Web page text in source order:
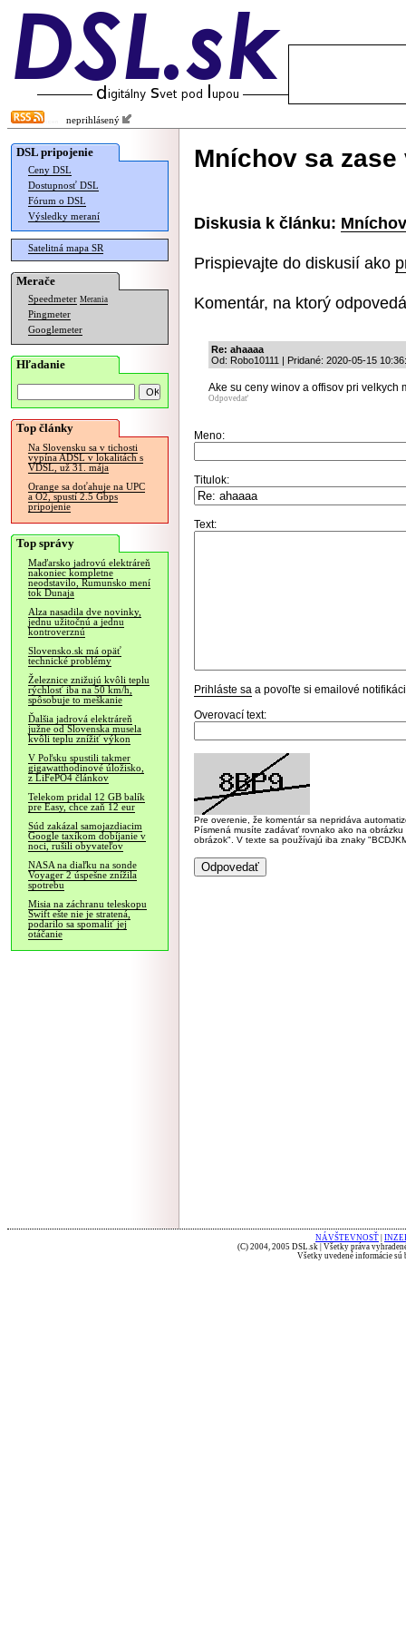
neprihlásený
DSL pripojenie
Ceny DSL
Dostupnosť DSL
Fórum o DSL
Výsledky meraní
Satelitná mapa SR
Merače
Speedmeter Merania
Pingmeter
Googlemeter
Hľadanie
Top články
Na Slovensku sa v tichosti
vypína ADSL v lokalitách s
VDSL, už 31. mája
Orange sa doťahuje na UPC
a O2, spustí 2.5 Gbps
pripojenie
Top správy
Maďarsko jadrovú elektráreň
nakoniec kompletne
neodstavilo, Rumunsko mení
tok Dunaja
Alza nasadila dve novinky,
jednu užitočnú a jednu
kontroverznú
Slovensko.sk má opäť
technické problémy
Železnice znižujú kvôli teplu
rýchlosť iba na 50 km/h,
spôsobuje to meškanie
Ďalšia jadrová elektráreň
južne od Slovenska musela
kvôli teplu znížiť výkon
V Poľsku spustili takmer
gigawatthodinové úložisko,
z LiFePO4 článkov
Telekom pridal 12 GB balík
pre Easy, chce zaň 12 eur
Súd zakázal samojazdiacim
Google taxíkom dobíjanie v
noci, rušili obyvateľov
NASA na diaľku na sonde
Voyager 2 úspešne znížila
spotrebu
Misia na záchranu teleskopu
Swift ešte nie je stratená,
podarilo sa spomaliť jej
otáčanie
Mníchov sa
Diskusia k článku:
Prispievajte do diskusií ako
Komentár, na ktorý
Re: ahaaaa
Od: Robo10111 | Pridané: 2020-05-15
Ake su ceny winov a offisov pri velkych
Odpovedať
Meno:
Titulok:
Text:
Prihláste sa a povoľte si emailové
Overovací text:
Pre overenie, že komentár sa nepridáva
Písmená musíte zadávať rovnako ako na
obrázok". V texte sa používajú iba znaky
NÁVŠTEVNOSŤ
(C) 2004, 2005 DSL.sk | Všetky práva
Všetky uvedené informácie sú